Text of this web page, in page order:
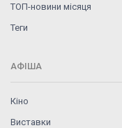
ТОП-новини місяця
Теги
АФІША
Кіно
Виставки